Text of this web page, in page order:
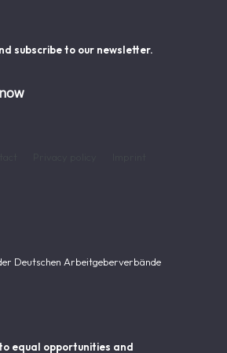
subscribe to our newsletter.
Deutschen Arbeitgeberverbände
equal opportunities and